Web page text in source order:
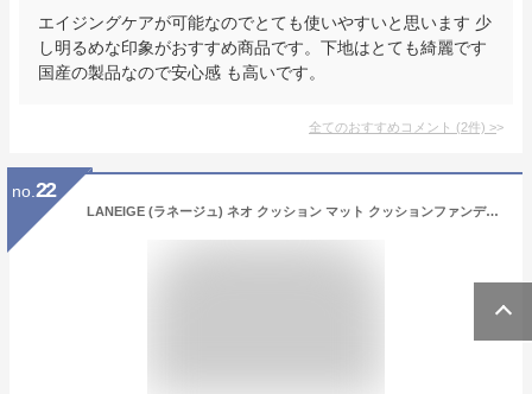
エイジングケアが可能なのでとても使いやすいと思います 少
し明るめな印象がおすすめ商品です。下地はとても綺麗です
国産の製品なので安心感 も高いです。
全てのおすすめコメント (2件) >
no. 22
LANEIGE (ラネージュ) ネオ クッション マット クッションファンデーション 崩れにくい 軽量カバー カバー力高い 高い密着性 ブルーライトカット 人気 韓国コスメ SPF42 PA++【公式・正規品】(21C) 15g